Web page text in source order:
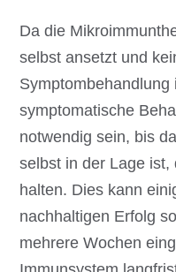
Da die
selbst ansetzt und
symptomatische
notwendig sein, bis
selbst in der Lage
halten. Dies kann
nachhaltigen Erfolg
mehrere Wochen